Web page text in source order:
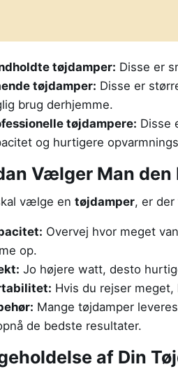
tøjdamper: Disse er
tøjdamper: Disse er
brug derhjemme.
tøjdampere: Disse
og hurtigere
Vælger Man den
vælge en tøjdamper, er
Overvej hvor meget
op.
Jo højere watt, desto
Hvis du rejser
Mange tøjdamper
de bedste resultater.
af Din